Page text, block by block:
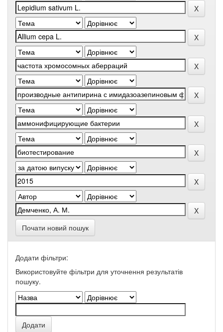
Почати новий пошук
Додати фільтри:
Використовуйте фільтри для уточнення результатів
пошуку.